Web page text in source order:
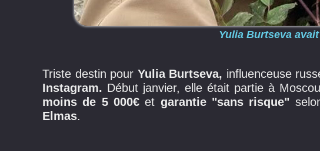
Yulia Burtseva
Triste destin pour Yulia Burtseva, influenceuse
Instagram. Début janvier, elle était partie à
moins de 5 000€ et garantie "sans risque"
Elmas.